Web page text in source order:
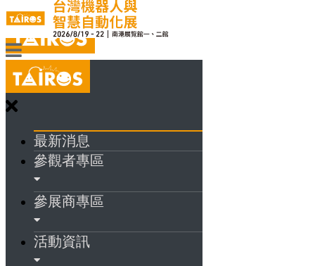
最新消息
參觀者專區
參展商專區
活動資訊